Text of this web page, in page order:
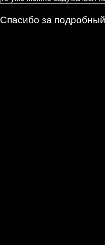
Спасибо за подробный